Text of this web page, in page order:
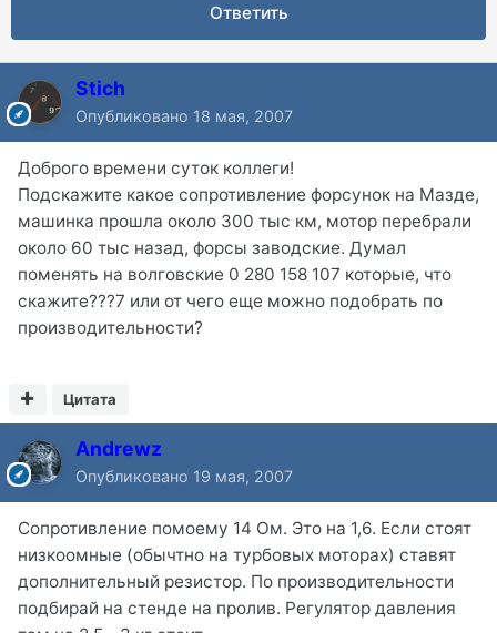
Ответить
Stich
Опубликовано 18 мая, 2007
Доброго времени суток коллеги!
Подскажите какое сопротивление форсунок на Мазде,
машинка прошла около 300 тыс км, мотор перебрали
около 60 тыс назад, форсы заводские. Думал
поменять на волговские 0 280 158 107 которые, что
скажите???7 или от чего еще можно подобрать по
производительности?
Цитата
Andrewz
Опубликовано 19 мая, 2007
Сопротивление помоему 14 Ом. Это на 1,6. Если стоят
низкоомные (обычтно на турбовых моторах) ставят
дополнительный резистор. По производительности
подбирай на стенде на пролив. Регулятор давления